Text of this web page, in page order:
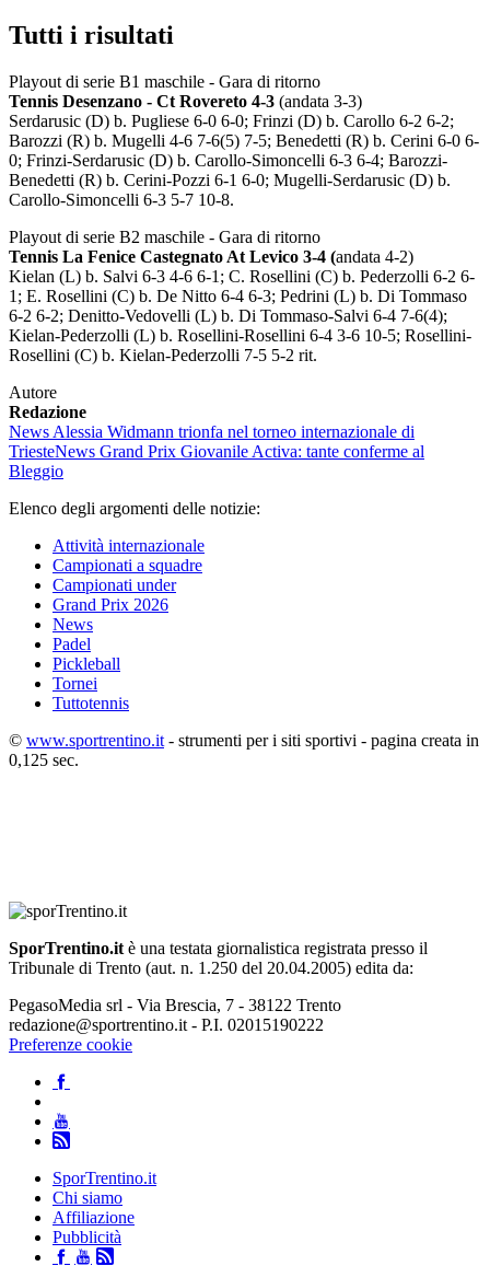
Tutti i risultati
Playout di serie B1 maschile - Gara di ritorno
Tennis Desenzano - Ct Rovereto 4-3 (andata 3-3)
Serdarusic (D) b. Pugliese 6-0 6-0; Frinzi (D) b. Carollo 6-2 6-2;
Barozzi (R) b. Mugelli 4-6 7-6(5) 7-5; Benedetti (R) b. Cerini 6-0 6-
0; Frinzi-Serdarusic (D) b. Carollo-Simoncelli 6-3 6-4; Barozzi-
Benedetti (R) b. Cerini-Pozzi 6-1 6-0; Mugelli-Serdarusic (D) b.
Carollo-Simoncelli 6-3 5-7 10-8.
Playout di serie B2 maschile - Gara di ritorno
Tennis La Fenice Castegnato At Levico 3-4 (andata 4-2)
Kielan (L) b. Salvi 6-3 4-6 6-1; C. Rosellini (C) b. Pederzolli 6-2 6-
1; E. Rosellini (C) b. De Nitto 6-4 6-3; Pedrini (L) b. Di Tommaso
6-2 6-2; Denitto-Vedovelli (L) b. Di Tommaso-Salvi 6-4 7-6(4);
Kielan-Pederzolli (L) b. Rosellini-Rosellini 6-4 3-6 10-5; Rosellini-
Rosellini (C) b. Kielan-Pederzolli 7-5 5-2 rit.
Autore
Redazione
News Alessia Widmann trionfa nel torneo internazionale di
TriesteNews Grand Prix Giovanile Activa: tante conferme al
Bleggio
Elenco degli argomenti delle notizie:
Attività internazionale
Campionati a squadre
Campionati under
Grand Prix 2026
News
Padel
Pickleball
Tornei
Tuttotennis
© www.sportrentino.it - strumenti per i siti sportivi - pagina creata in
0,125 sec.
SporTrentino.it è una testata giornalistica registrata presso il
Tribunale di Trento (aut. n. 1.250 del 20.04.2005) edita da:
PegasoMedia srl - Via Brescia, 7 - 38122 Trento
redazione@sportrentino.it - P.I. 02015190222
Preferenze cookie
SporTrentino.it
Chi siamo
Affiliazione
Pubblicità